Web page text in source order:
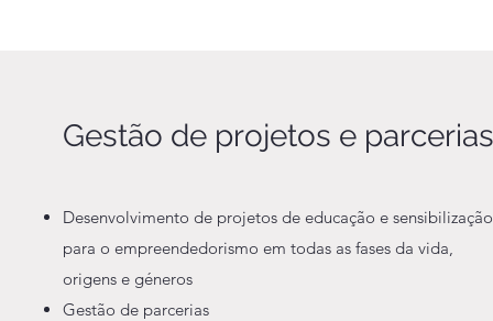
Gestão de projetos e parcerias
Desenvolvimento de projetos de educação e sensibilização
para o empreendedorismo em todas as fases da vida,
origens e géneros
Gestão de parcerias